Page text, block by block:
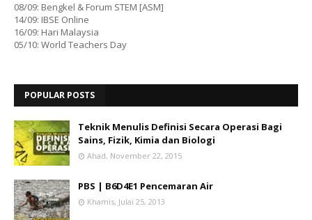
08/09: Bengkel & Forum STEM [ASM]
14/09: IBSE Online
16/09: Hari Malaysia
05/10: World Teachers Day
POPULAR POSTS
Teknik Menulis Definisi Secara Operasi Bagi
Sains, Fizik, Kimia dan Biologi
Ahad, November 22, 2015
PBS | B6D4E1 Pencemaran Air
Khamis, Julai 25, 2013